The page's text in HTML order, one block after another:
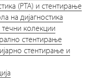
(PTA) и стентирање
на дијагностика
колекции
стентирање
стентирање и